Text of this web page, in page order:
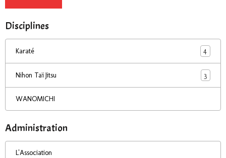
Disciplines
Karaté 4
Nihon Taï Jitsu 3
WANOMICHI
Administration
L'Association